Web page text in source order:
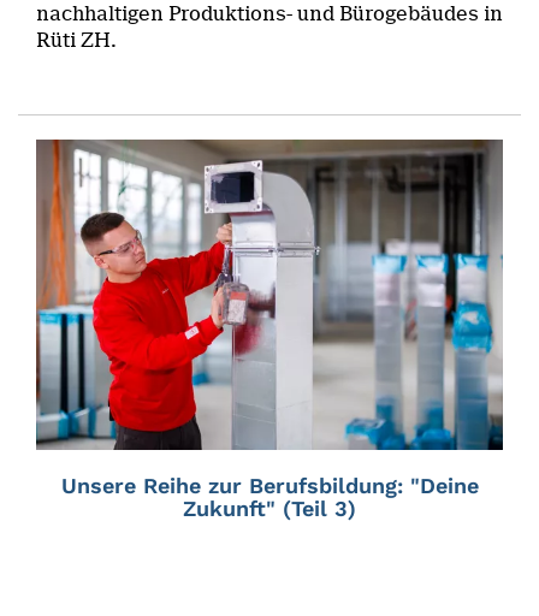
nachhaltigen Produktions- und Bürogebäudes in
Rüti ZH.
Unsere Reihe zur Berufsbildung: "Deine
Zukunft" (Teil 3)